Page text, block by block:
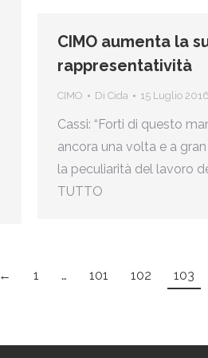
CIMO aumenta la
rappresentatività
CIMO Di Cida 15 Luglio 2016
Cassi: “Forti di questo
ancora una volta e a
la peculiarità del lavoro
TUTTO
← 1 … 101 102 103